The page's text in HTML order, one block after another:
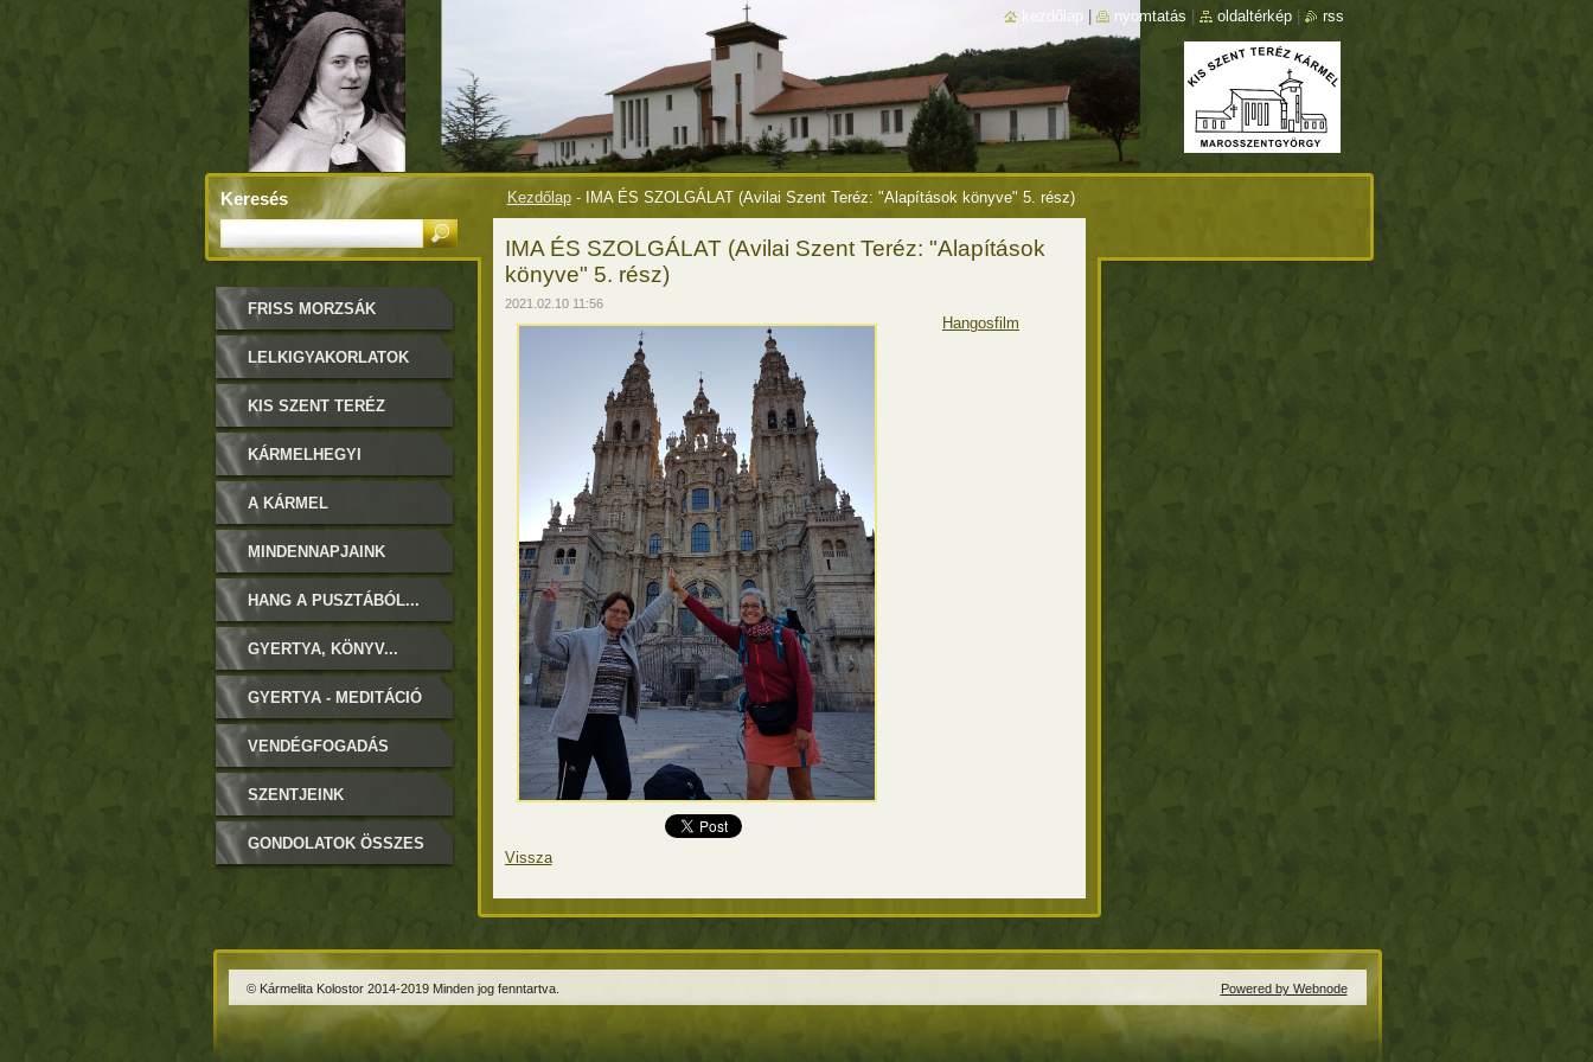
Kezdőlap - IMA ÉS SZOLGÁLAT (Avilai Szent Teréz: "Alapítások könyve" 5. rész)
IMA ÉS SZOLGÁLAT (Avilai Szent Teréz: "Alapítások
könyve" 5. rész)
2021.02.10 11:56
Hangosfilm
Vissza
FRISS MORZSÁK
LELKIGYAKORLATOK
KIS SZENT TERÉZ
KÁRMELHEGYI
BOLDOGASSZONY
A KÁRMEL
MINDENNAPJAINK
HANG A PUSZTÁBÓL...
GYERTYA, KÖNYV...
GYERTYA - MEDITÁCIÓ
VENDÉGFOGADÁS
SZENTJEINK
GONDOLATOK ÖSSZES
Keresés
kezdőlap nyomtatás oldaltérkép rss
© Kármelita Kolostor 2014-2019 Minden jog fenntartva. Powered by Webnode